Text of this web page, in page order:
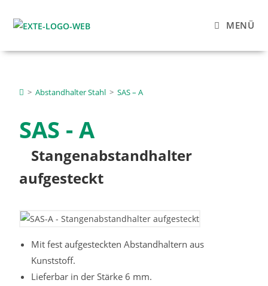
MENÜ
> Abstandhalter Stahl > SAS – A
SAS - A
Stangenabstandhalter
aufgesteckt
Mit fest aufgesteckten Abstandhaltern aus
Kunststoff.
Lieferbar in der Stärke 6 mm.